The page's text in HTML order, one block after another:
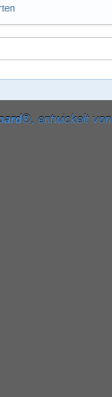
, entwickelt von